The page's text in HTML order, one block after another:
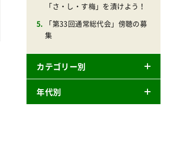
「さ・し・す梅」を漬けよう！
「第33回通常総代会」傍聴の募
集
カテゴリー別
ニュースリリース
年代別